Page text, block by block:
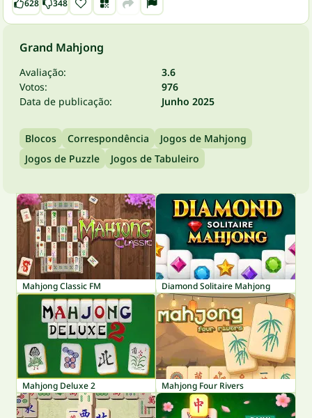
628 348
Grand Mahjong
Avaliação:
3.6
Votos:
976
Data de publicação:
Junho 2025
Blocos Correspondência
Jogos de Mahjong
Jogos de Puzzle
Jogos de Tabuleiro
Mahjong Classic FM Diamond Solitaire Mahjong
Mahjong Deluxe 2 Mahjong Four Rivers